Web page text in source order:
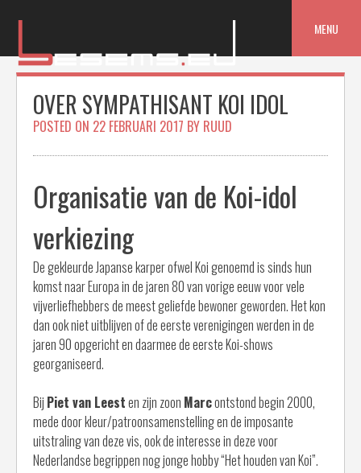
MENU
OVER SYMPATHISANT KOI IDOL
POSTED ON 22 FEBRUARI 2017 BY RUUD
Organisatie van de Koi-idol
verkiezing
De gekleurde Japanse karper ofwel Koi genoemd is sinds hun
komst naar Europa in de jaren 80 van vorige eeuw voor vele
vijverliefhebbers de meest geliefde bewoner geworden. Het kon
dan ook niet uitblijven of de eerste verenigingen werden in de
jaren 90 opgericht en daarmee de eerste Koi-shows
georganiseerd.
Bij Piet van Leesten zijn zoon Marcontstond begin 2000,
mede door kleur/patroonsamenstelling en de imposante
uitstraling van deze vis, ook de interesse in deze voor
Nederlandse begrippen nog jonge hobby “Het houden van Koi”.